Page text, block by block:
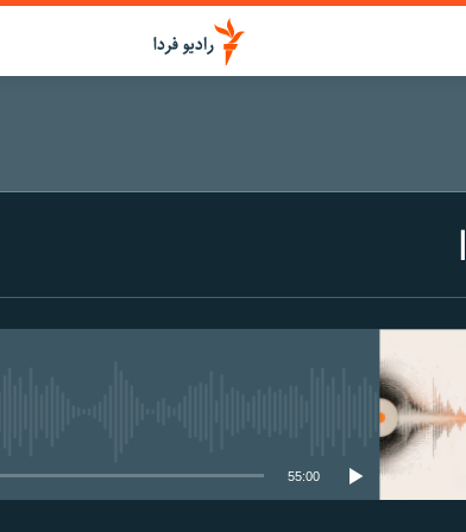
55:00